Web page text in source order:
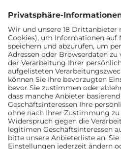
französische Betreiber
Wohnmobilstellplatz in
Mehr erfahren
Mehr als 7.400
Deutschland und